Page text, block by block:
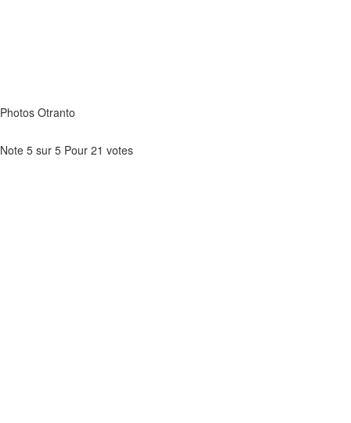
Photos Otranto
Note 5 sur 5 Pour 21 votes